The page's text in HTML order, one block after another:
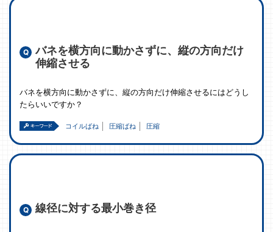
バネを横方向に動かさずに、縦の方向だけ
伸縮させる
バネを横方向に動かさずに、縦の方向だけ伸縮させるにはどうし
たらいいですか？
コイルばね 圧縮ばね 圧縮
線径に対する最小巻き径